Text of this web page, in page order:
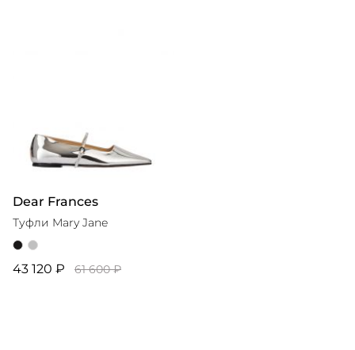
Dear Frances
Туфли Mary Jane
43 120 ₽ 61 600 ₽